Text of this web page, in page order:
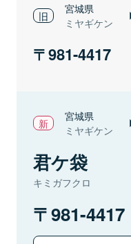
宮城県
ミヤギケン
981-4417
宮城県
ミヤギケン
君ケ袋
キミガフクロ
981-4417